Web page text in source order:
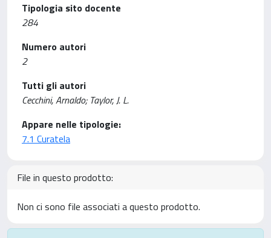
Tipologia sito docente
284
Numero autori
2
Tutti gli autori
Cecchini, Arnaldo; Taylor, J. L.
Appare nelle tipologie:
7.1 Curatela
File in questo prodotto:
Non ci sono file associati a questo prodotto.